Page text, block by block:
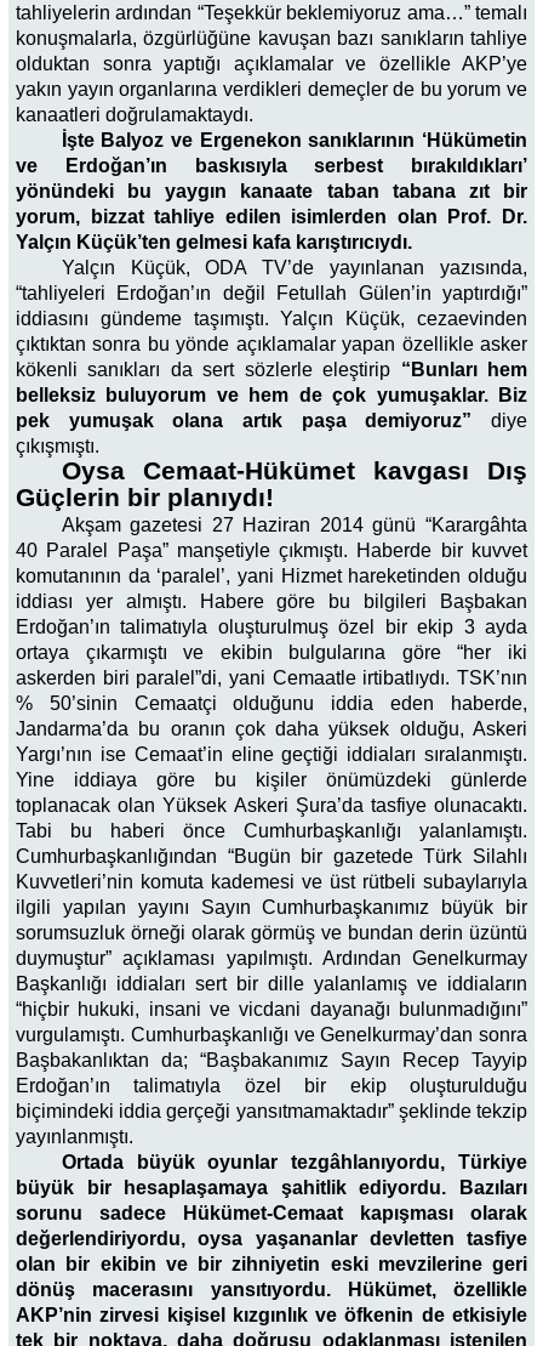
tahliyelerin ardından “Teşekkür beklemiyoruz ama…” temalı
konuşmalarla, özgürlüğüne kavuşan bazı sanıkların tahliye
olduktan sonra yaptığı açıklamalar ve özellikle AKP’ye
yakın yayın organlarına verdikleri demeçler de bu yorum ve
kanaatleri doğrulamaktaydı.
İşte Balyoz ve Ergenekon sanıklarının ‘Hükümetin
ve Erdoğan’ın baskısıyla serbest bırakıldıkları’
yönündeki bu yaygın kanaate taban tabana zıt bir
yorum, bizzat tahliye edilen isimlerden olan Prof. Dr.
Yalçın Küçük’ten gelmesi kafa karıştırıcıydı.
Yalçın Küçük, ODA TV’de yayınlanan yazısında,
“tahliyeleri Erdoğan’ın değil Fetullah Gülen’in yaptırdığı”
iddiasını gündeme taşımıştı. Yalçın Küçük, cezaevinden
çıktıktan sonra bu yönde açıklamalar yapan özellikle asker
kökenli sanıkları da sert sözlerle eleştirip “Bunları hem
belleksiz buluyorum ve hem de çok yumuşaklar. Biz
pek yumuşak olana artık paşa demiyoruz” diye
çıkışmıştı.
Oysa Cemaat-Hükümet kavgası Dış
Güçlerin bir planıydı!
Akşam gazetesi 27 Haziran 2014 günü “Karargâhta
40 Paralel Paşa” manşetiyle çıkmıştı. Haberde bir kuvvet
komutanının da ‘paralel’, yani Hizmet hareketinden olduğu
iddiası yer almıştı. Habere göre bu bilgileri Başbakan
Erdoğan’ın talimatıyla oluşturulmuş özel bir ekip 3 ayda
ortaya çıkarmıştı ve ekibin bulgularına göre “her iki
askerden biri paralel”di, yani Cemaatle irtibatlıydı. TSK’nın
% 50’sinin Cemaatçi olduğunu iddia eden haberde,
Jandarma’da bu oranın çok daha yüksek olduğu, Askeri
Yargı’nın ise Cemaat’in eline geçtiği iddiaları sıralanmıştı.
Yine iddiaya göre bu kişiler önümüzdeki günlerde
toplanacak olan Yüksek Askeri Şura’da tasfiye olunacaktı.
Tabi bu haberi önce Cumhurbaşkanlığı yalanlamıştı.
Cumhurbaşkanlığından “Bugün bir gazetede Türk Silahlı
Kuvvetleri’nin komuta kademesi ve üst rütbeli subaylarıyla
ilgili yapılan yayını Sayın Cumhurbaşkanımız büyük bir
sorumsuzluk örneği olarak görmüş ve bundan derin üzüntü
duymuştur” açıklaması yapılmıştı. Ardından Genelkurmay
Başkanlığı iddiaları sert bir dille yalanlamış ve iddiaların
“hiçbir hukuki, insani ve vicdani dayanağı bulunmadığını”
vurgulamıştı. Cumhurbaşkanlığı ve Genelkurmay’dan sonra
Başbakanlıktan da; “Başbakanımız Sayın Recep Tayyip
Erdoğan’ın talimatıyla özel bir ekip oluşturulduğu
biçimindeki iddia gerçeği yansıtmamaktadır” şeklinde tekzip
yayınlanmıştı.
Ortada büyük oyunlar tezgâhlanıyordu, Türkiye
büyük bir hesaplaşamaya şahitlik ediyordu. Bazıları
sorunu sadece Hükümet-Cemaat kapışması olarak
değerlendiriyordu, oysa yaşananlar devletten tasfiye
olan bir ekibin ve bir zihniyetin eski mevzilerine geri
dönüş macerasını yansıtıyordu. Hükümet, özellikle
AKP’nin zirvesi kişisel kızgınlık ve öfkenin de etkisiyle
tek bir noktaya, daha doğrusu odaklanması istenilen